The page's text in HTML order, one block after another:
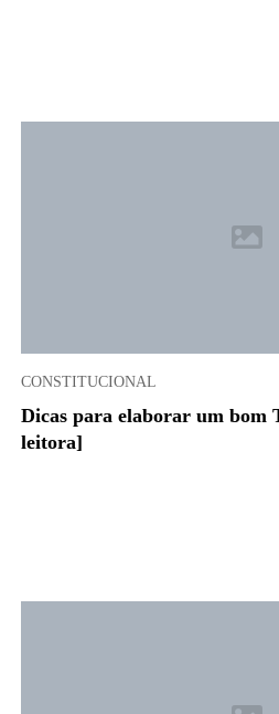
CONSTITUCIONAL
Dicas para elaborar um bom
leitora]